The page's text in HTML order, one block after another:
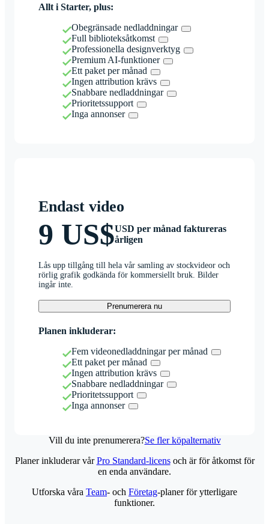
Allt i Starter, plus:
Obegränsade nedladdningar
Full biblioteksåtkomst
Professionella designverktyg
Premium AI-funktioner
Ett paket per månad
Ingen attribution krävs
Snabbare nedladdningar
Prioritetssupport
Inga annonser
Endast video
9 US$USD per månad faktureras
årligen
Lås upp tillgång till hela vår samling av stockvideor och
rörlig grafik godkända för kommersiellt bruk. Bilder
ingår inte.
Prenumerera nu
Planen inkluderar:
Fem videonedladdningar per månad
Ett paket per månad
Ingen attribution krävs
Snabbare nedladdningar
Prioritetssupport
Inga annonser
Vill du inte prenumerera?Se fler köpalternativ
Planer inkluderar vårPro Standard-licensoch är för åtkomst för
en enda användare.
Utforska våra Team- och Företag-planer för ytterligare
funktioner.